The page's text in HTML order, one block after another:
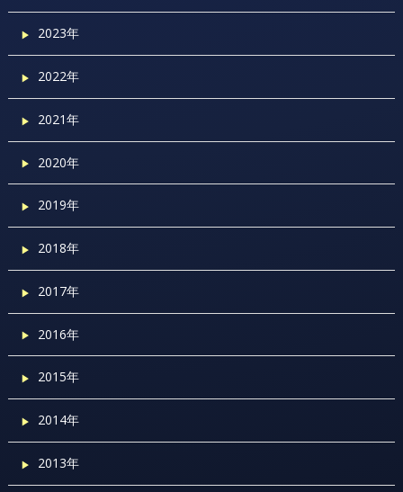
2023年
2022年
2021年
2020年
2019年
2018年
2017年
2016年
2015年
2014年
2013年